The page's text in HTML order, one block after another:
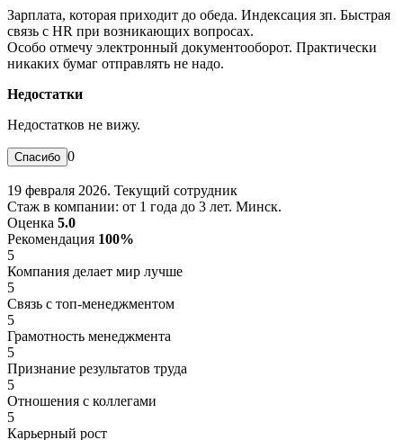
Зарплата, которая приходит до обеда. Индексация зп. Быстрая
связь с HR при возникающих вопросах.
Особо отмечу электронный документооборот. Практически
никаких бумаг отправлять не надо.
Недостатки
Недостатков не вижу.
0
19 февраля 2026. Текущий сотрудник
Стаж в компании: от 1 года до 3 лет. Минск.
Оценка 5.0
Рекомендация 100%
5
Компания делает мир лучше
5
Связь с топ-менеджментом
5
Грамотность менеджмента
5
Признание результатов труда
5
Отношения с коллегами
5
Карьерный рост